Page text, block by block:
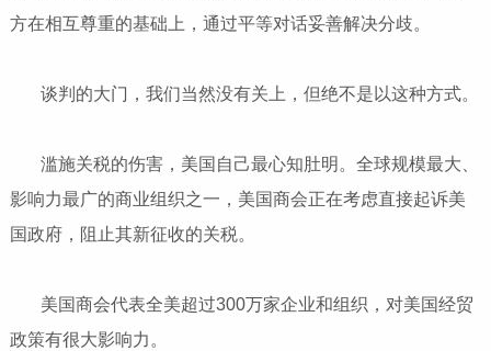
方在相互尊重的基础上，通过平等对话妥善解决分歧。
谈判的大门，我们当然没有关上，但绝不是以这种方式。
滥施关税的伤害，美国自己最心知肚明。全球规模最大、
影响力最广的商业组织之一，美国商会正在考虑直接起诉美
国政府，阻止其新征收的关税。
美国商会代表全美超过300万家企业和组织，对美国经贸
政策有很大影响力。